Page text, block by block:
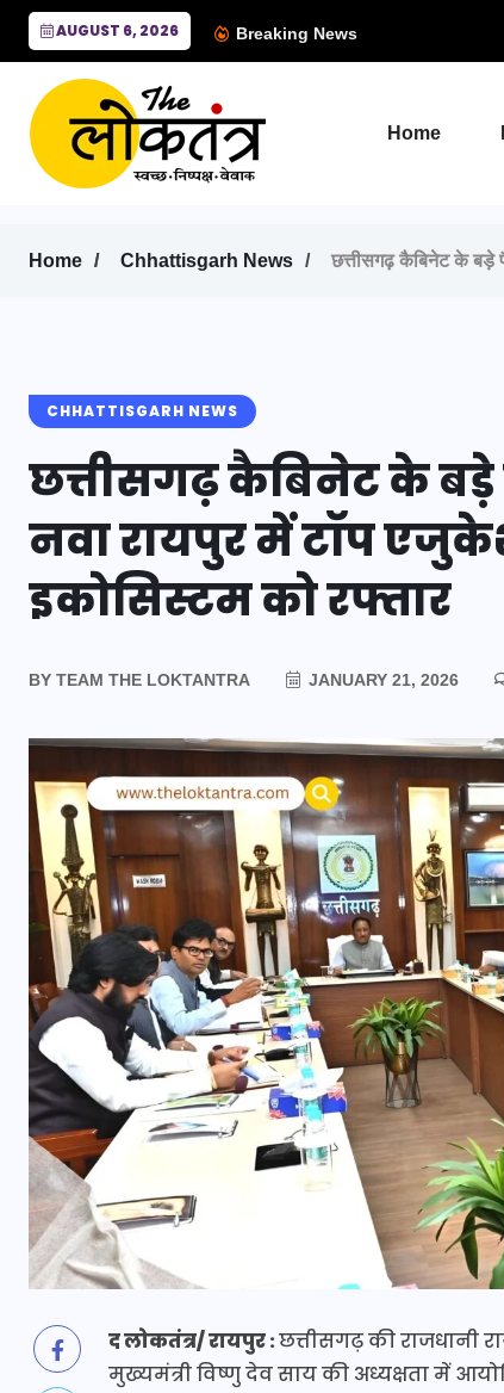
AUGUST 6, 2026 Breaking News
Home
Home Chhattisgarh News छत्तीसगढ़ कैबिनेट के बड़े
CHHATTISGARH NEWS
छत्तीसगढ़ कैबिनेट के
नवा रायपुर में टॉप
इकोसिस्टम को रफ्तार
BY TEAM THE LOKTANTRA JANUARY 21, 2026
द लोकतंत्र/ रायपुर :छत्तीसगढ़ की राजधानी
मुख्यमंत्री विष्णु देव साय की अध्यक्षता में